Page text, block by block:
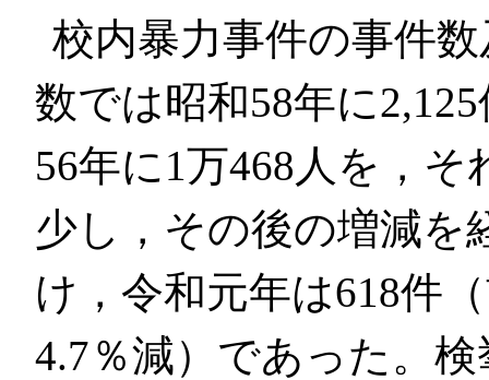
校内暴力事件の事件
数では昭和58年に
56年に1万468人を，
少し，その後の増減を
け，令和元年は618件
4.7％減）であった。